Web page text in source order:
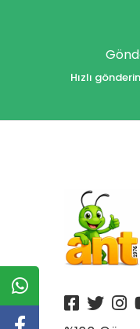
Alfa
Alfabe
Altın Karma
Altın
Altın
Altınyıldız
Hızlı